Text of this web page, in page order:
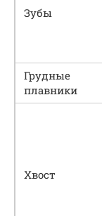
Зубы
Грудные
плавники
Хвост